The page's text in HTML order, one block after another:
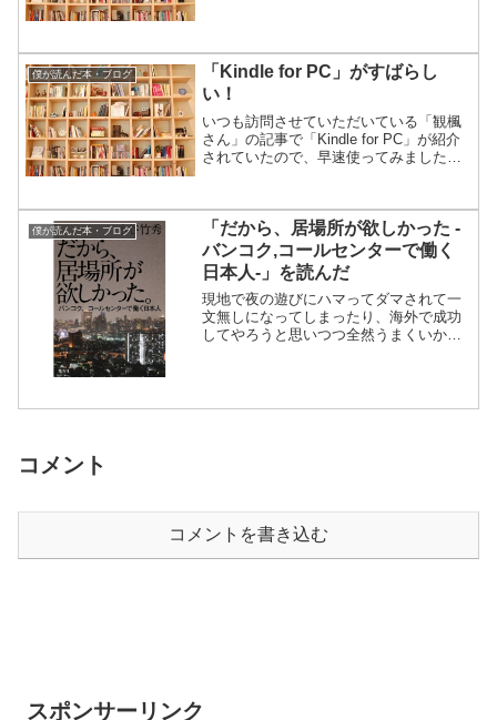
年金もらえるように...
僕が読んだ本・ブログ
「Kindle for PC」がすばらし
い！
いつも訪問させていただいている「観楓
さん」の記事で「Kindle for PC」が紹介
されていたので、早速使ってみました。
僕が読んだ本・ブログ
「だから、居場所が欲しかった -
バンコク,コールセンターで働く
日本人-」を読んだ
現地で夜の遊びにハマってダマされて一
文無しになってしまったり、海外で成功
してやろうと思いつつ全然うまくいかな
いろいろと書かれています。
コメント
コメントを書き込む
スポンサーリンク